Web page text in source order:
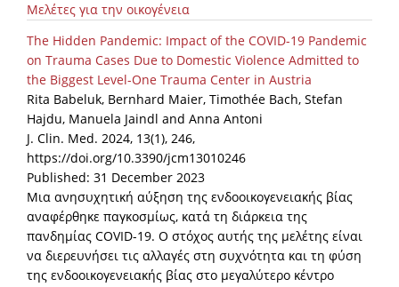
Μελέτες για την οικογένεια
The Hidden Pandemic: Impact of the COVID-19 Pandemic
on Trauma Cases Due to Domestic Violence Admitted to
the Biggest Level-One Trauma Center in Austria
Rita Babeluk, Bernhard Maier, Timothée Bach, Stefan
Hajdu, Manuela Jaindl and Anna Antoni
J. Clin. Med. 2024, 13(1), 246,
https://doi.org/10.3390/jcm13010246
Published: 31 December 2023
Μια ανησυχητική αύξηση της ενδοοικογενειακής βίας
αναφέρθηκε παγκοσμίως, κατά τη διάρκεια της
πανδημίας COVID-19. Ο στόχος αυτής της μελέτης είναι
να διερευνήσει τις αλλαγές στη συχνότητα και τη φύση
της ενδοοικογενειακής βίας στο μεγαλύτερο κέντρο